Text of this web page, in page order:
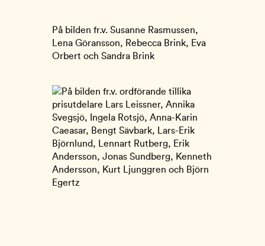
På bilden fr.v. Susanne Rasmussen,
Lena Göransson, Rebecca Brink, Eva
Orbert och Sandra Brink